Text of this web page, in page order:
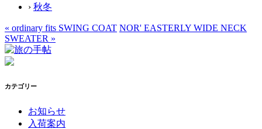
› 秋冬
« ordinary fits SWING COAT NOR' EASTERLY WIDE NECK
SWEATER »
カテゴリー
お知らせ
入荷案内